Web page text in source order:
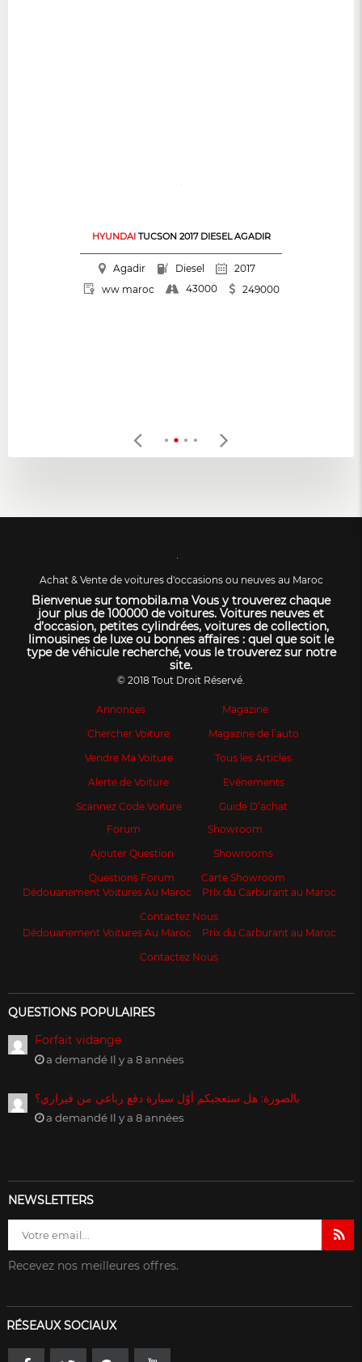
HYUNDAITUCSON 2017 DIESEL AGADIR
Agadir Diesel
2017
ww maroc
43000 249000
Achat & Vente de voitures d'occasions ou neuves au Maroc
Bienvenue sur tomobila.ma Vous y trouverez chaque
jour plus de 100000 de voitures. Voitures neuves et
d’occasion, petites cylindrées, voitures de collection,
limousines de luxe ou bonnes affaires : quel que soit le
type de véhicule recherché, vous le trouverez sur notre
site.
© 2018 Tout Droit Réservé.
Annonces
Chercher Voiture
Vendre Ma Voiture
Alerte de Voiture
Scannez Code Voiture
Magazine
Magazine de l’auto
Tous les Articles
Evénements
Guide D’achat
Forum
Ajouter Question
Questions Forum
Showroom
Showrooms
Carte Showroom
Dédouanement Voitures Au Maroc
Prix du Carburant au Maroc
Contactez Nous
Dédouanement Voitures Au Maroc
Prix du Carburant au Maroc
Contactez Nous
QUESTIONS POPULAIRES
Forfait vidange
a demandé Il y a 8 années
بالصورة: هل ستعجبكم أوّل سيارة دفع رباعي من فيراري؟
a demandé Il y a 8 années
NEWSLETTERS
Recevez nos meilleures offres.
RÉSEAUX SOCIAUX